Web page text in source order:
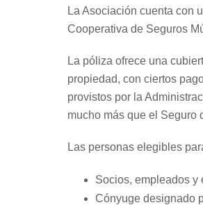
La Asociación cuenta con
Cooperativa de Seguros
La póliza ofrece una
propiedad, con ciertos
provistos por la
mucho más que el Seguro
Las personas elegibles
Socios, empleados y
Cónyuge designado